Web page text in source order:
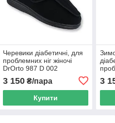
Черевики діабетичні, для
проблемних ніг жіночі
DrOrto 987 D 002
3 150₴/пара
Купити
3